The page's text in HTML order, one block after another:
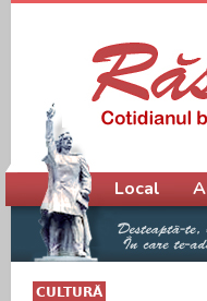
CULTURĂ
Meniu principal
Local